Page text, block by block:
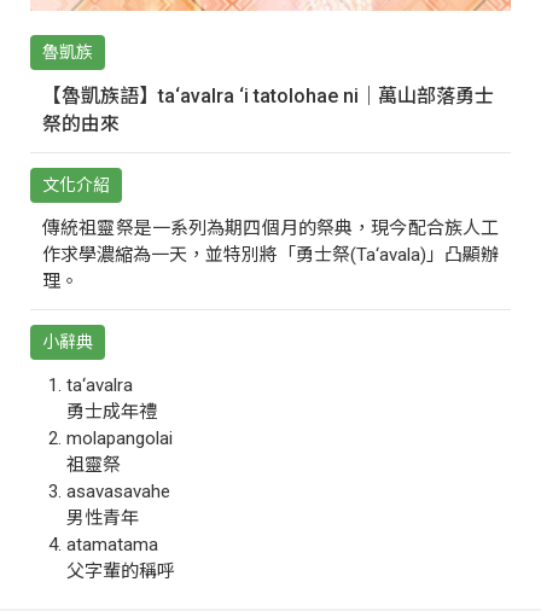
魯凱族
【魯凱族語】ta‘avalra ‘i tatolohae ni｜萬山部落勇士
祭的由來
文化介紹
傳統祖靈祭是一系列為期四個月的祭典，現今配合族人工
作求學濃縮為一天，並特別將「勇士祭(Ta‘avala)」凸顯辦
理。
小辭典
ta‘avalra
勇士成年禮
molapangolai
祖靈祭
asavasavahe
男性青年
atamatama
父字輩的稱呼